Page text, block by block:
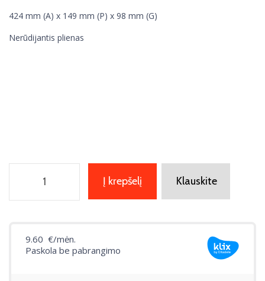
424 mm (A) x 149 mm (P) x 98 mm (G)
Nerūdijantis plienas
Į krepšelį Klauskite